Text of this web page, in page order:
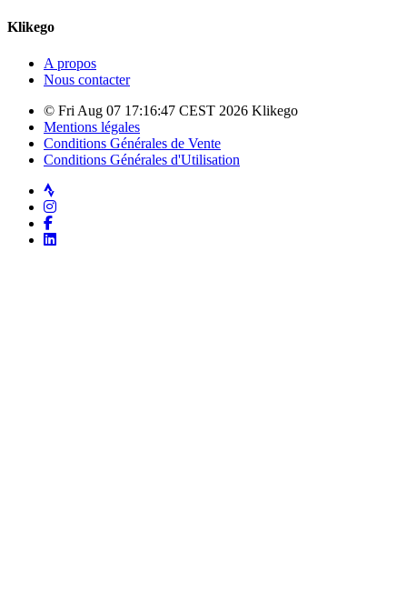
Klikego
A propos
Nous contacter
© Fri Aug 07 17:16:47 CEST 2026 Klikego
Mentions légales
Conditions Générales de Vente
Conditions Générales d'Utilisation
Strava
Instagram
Facebook
LinkedIn